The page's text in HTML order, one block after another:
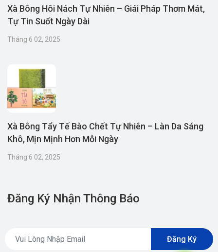
Xà Bông Hôi Nách Tự Nhiên – Giái Pháp Thơm Mát,
Tự Tin Suốt Ngày Dài
Tháng 6 02, 2025
Xà Bông Tẩy Tế Bào Chết Tự Nhiên – Làn Da Sáng
Khô, Mịn Mịnh Hơn Mỗi Ngày
Tháng 6 02, 2025
Đăng Ký Nhận Thông Báo
Đăng Ký